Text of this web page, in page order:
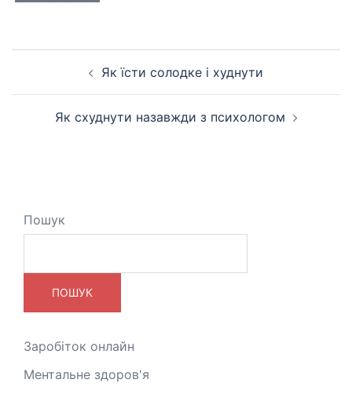
Навігація
по
запису
Як їсти солодке і худнути
Як схуднути назавжди з психологом
Пошук
ПОШУК
Заробіток онлайн
Ментальне здоров'я